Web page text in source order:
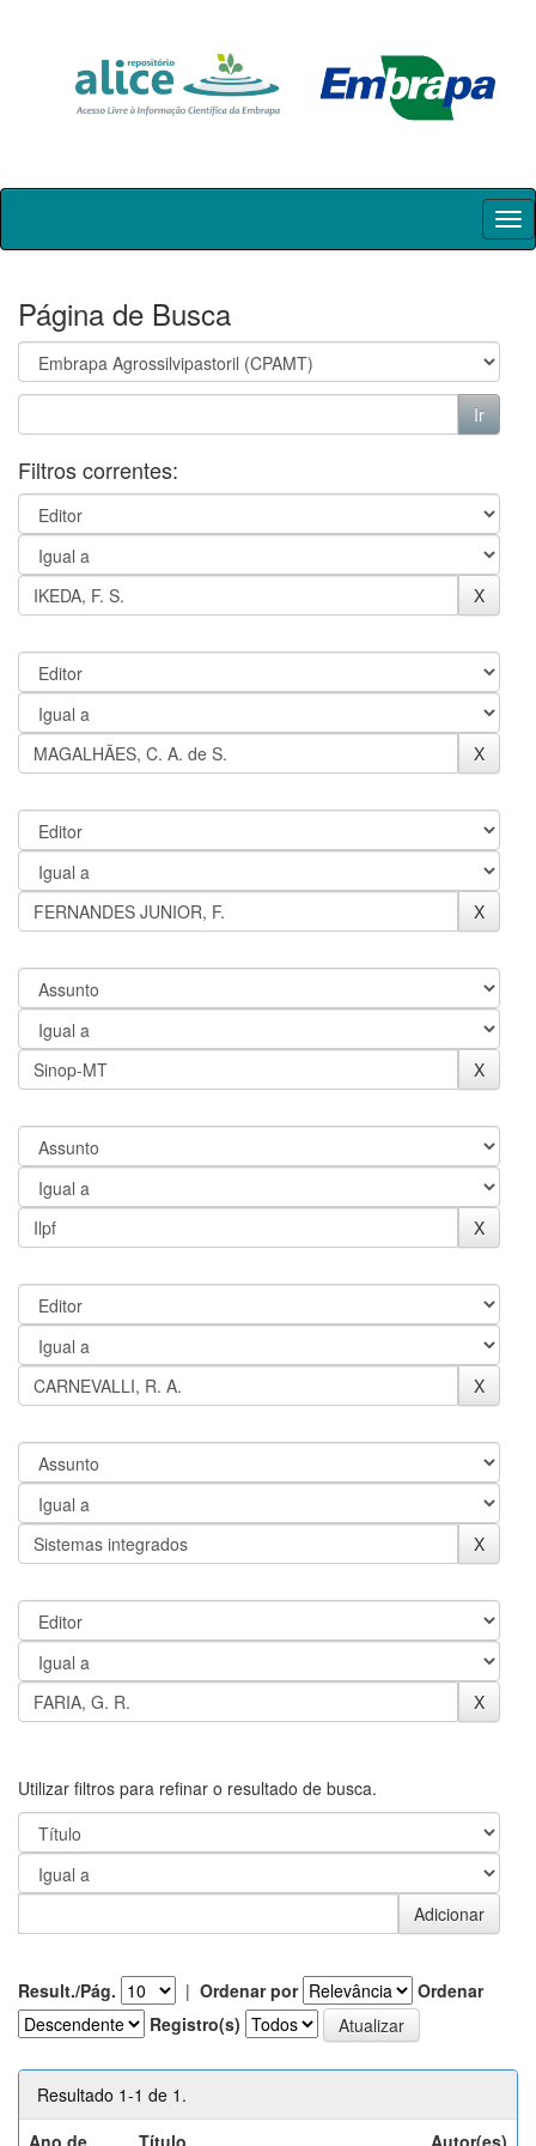
Skip
Página de Busca
Filtros correntes:
Utilizar filtros para refinar o resultado de busca.
Result./Pág. | Ordenar por
Ordenar
Registro(s)
Resultado 1-1 de 1.
Ano de
Título Autor(es)